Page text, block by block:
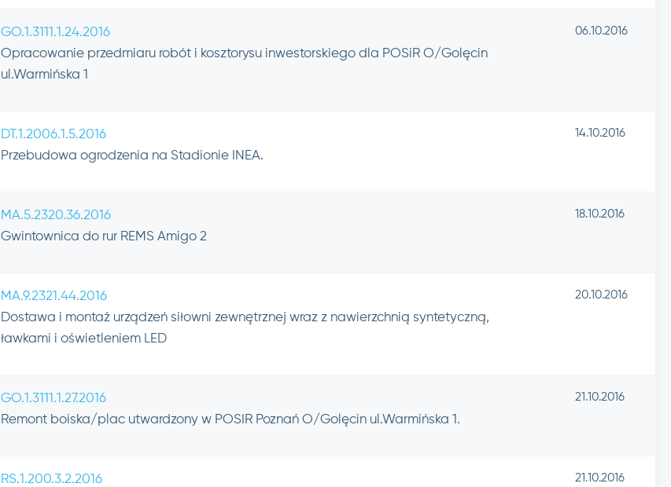
GO.1.3111.1.24.2016
Opracowanie przedmiaru robót i kosztorysu inwestorskiego dla POSiR O/Golęcin
ul.Warmińska 1
06.10.2016
DT.1.2006.1.5.2016
Przebudowa ogrodzenia na Stadionie INEA.
14.10.2016
MA.5.2320.36.2016
Gwintownica do rur REMS Amigo 2
18.10.2016
MA.9.2321.44.2016
Dostawa i montaż urządzeń siłowni zewnętrznej wraz z nawierzchnią syntetyczną,
ławkami i oświetleniem LED
20.10.2016
GO.1.3111.1.27.2016
Remont boiska/plac utwardzony w POSIR Poznań O/Golęcin ul.Warmińska 1.
21.10.2016
RS.1.200.3.2.2016
21.10.2016